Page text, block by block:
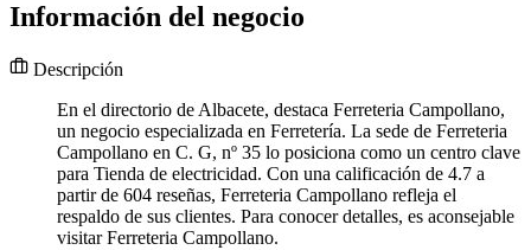
Información del negocio
Descripción
En el directorio de Albacete, destaca Ferreteria Campollano,
un negocio especializada en Ferretería. La sede de Ferreteria
Campollano en C. G, nº 35 lo posiciona como un centro clave
para Tienda de electricidad. Con una calificación de 4.7 a
partir de 604 reseñas, Ferreteria Campollano refleja el
respaldo de sus clientes. Para conocer detalles, es aconsejable
visitar Ferreteria Campollano.